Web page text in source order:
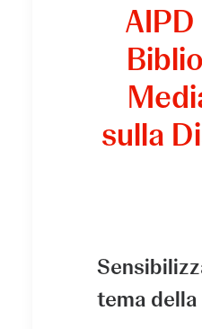
sulla
tema